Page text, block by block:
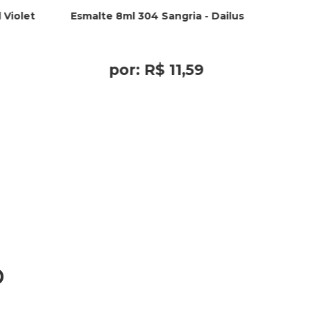
Violet Esmalte 8ml 304 Sangria - Dailus
por: R$ 11,59